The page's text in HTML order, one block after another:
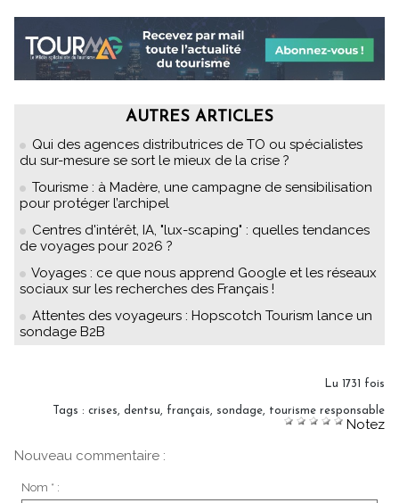
AUTRES ARTICLES
Qui des agences distributrices de TO ou spécialistes
du sur-mesure se sort le mieux de la crise ?
Tourisme : à Madère, une campagne de sensibilisation
pour protéger l’archipel
Centres d'intérêt, IA, "lux-scaping" : quelles tendances
de voyages pour 2026 ?
Voyages : ce que nous apprend Google et les réseaux
sociaux sur les recherches des Français !
Attentes des voyageurs : Hopscotch Tourism lance un
sondage B2B
Lu 1731 fois
Tags : crises, dentsu, français, sondage, tourisme responsable
Notez
Nouveau commentaire :
Nom * :